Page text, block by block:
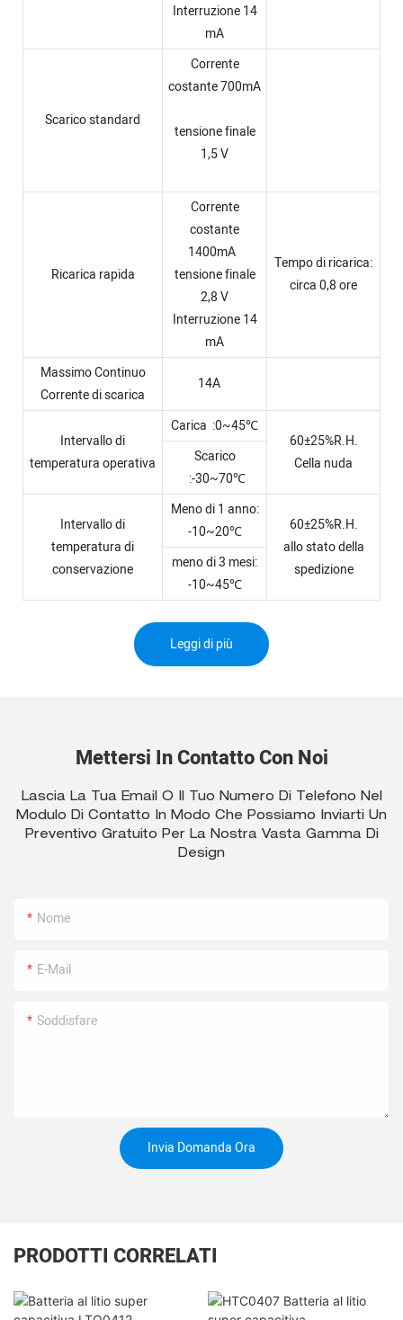
Interruzione 14
mA
Scarico standard
Corrente
costante 700mA
tensione finale
1,5 V
Ricarica rapida
Corrente
costante
1400mA
tensione finale
2,8 V
Interruzione 14
mA
Tempo di ricarica:
circa 0,8 ore
Massimo Continuo
Corrente di scarica
14A
Intervallo di
temperatura operativa
Carica :0~45℃
60±25%R.H.
Cella nuda
Scarico
:-30~70℃
Intervallo di
temperatura di
conservazione
Meno di 1 anno:
-10~20℃
60±25%R.H.
allo stato della
spedizione
meno di 3 mesi:
-10~45℃
Leggi di più
Mettersi In Contatto Con Noi
Lascia La Tua Email O Il Tuo Numero Di Telefono Nel
Modulo Di Contatto In Modo Che Possiamo Inviarti Un
Preventivo Gratuito Per La Nostra Vasta Gamma Di
Design
Nome
E-Mail
Soddisfare
Invia Domanda Ora
PRODOTTI CORRELATI